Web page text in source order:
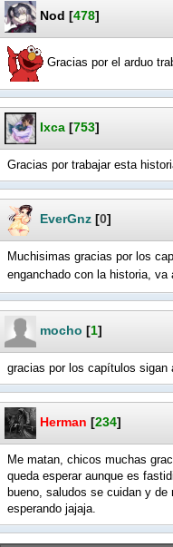
Nod [478]
Gracias por el arduo
Ixca [753]
Gracias por trabajar esta
EverGnz [0]
Muchisimas gracias por los
enganchado con la historia, va
mocho [1]
gracias por los capítulos sigan
Herman [234]
Me matan, chicos muchas
queda esperar aunque es
bueno, saludos se cuidan y
esperando jajaja.